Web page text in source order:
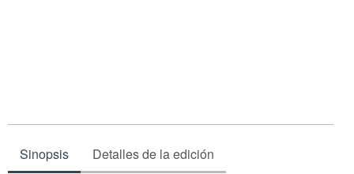
Sinopsis Detalles de la edición